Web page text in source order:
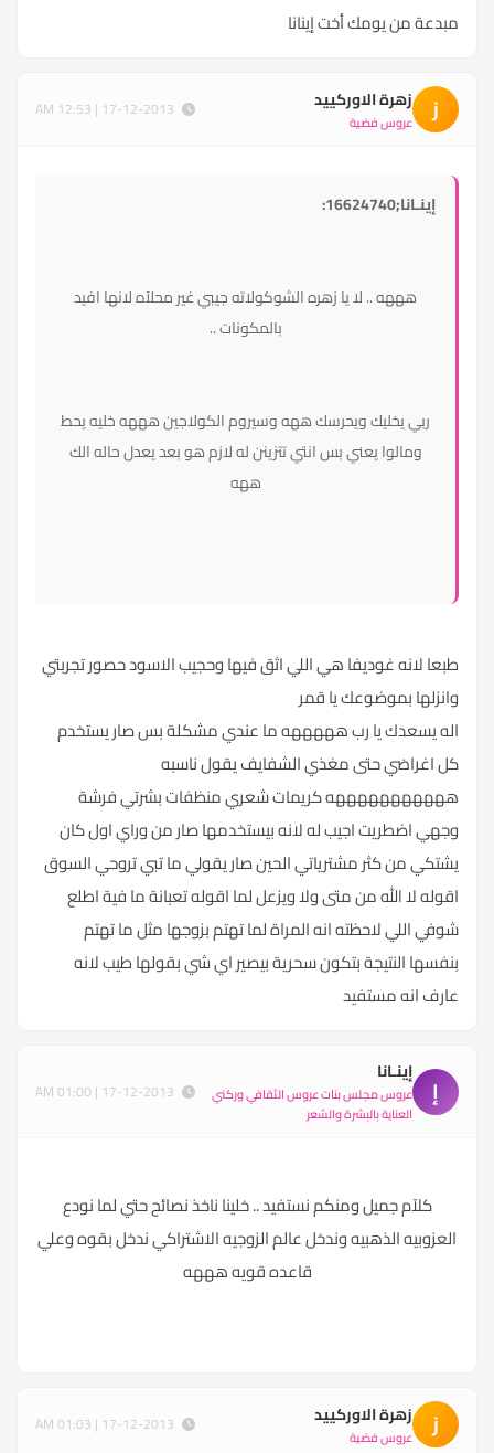
مبدعة من يومك أخت إينانا
ز زهرة الاوركييد
عروس فضية
إينـانا;16624740:
هههه .. لا يا زهره الشوكولاته جيبي غير محلآه لانها افيد
بالمكونات ..
ربي يخليك ويحرسك ههه وسيروم الكولاجين هههه خليه يحط
ومالوا يعني بس انتي تتزينن له لازم هو بعد يعدل حاله الك
ههه
طبعا لانه غوديفا هي اللي اثق فيها وحجيب الاسود حصور تجربتي
وانزلها بموضوعك يا قمر
اله يسعدك يا رب هههههه ما عندي مشكلة بس صار يستخدم
كل اغراضي حتى مغذي الشفايف يقول ناسبه
هههههههههههه كريمات شعري منظفات بشرتي فرشة
وجهي اضطريت اجيب له لانه بيستخدمها صار من وراي اول كان
يشتكي من كثر مشترياتي الحين صار يقولي ما تبي تروحي السوق
اقوله لا الله من متى ولا ويزعل لما اقوله تعبانة ما فية اطلع
شوفي اللي لاحظته انه المراة لما تهتم بزوجها مثل ما تهتم
بنفسها النتيجة بتكون سحرية بيصير اي شي بقولها طيب لانه
عارف انه مستفيد
إ
إينـانا
عروس مجلس بنات عروس الثقافي وركني
العناية بالبشرة والشعر
كلآم جميل ومنكم نستفيد .. خلينا ناخذ نصائح حتي لما نودع
العزوبيه الذهبيه وندخل عالم الزوجيه الاشتراكي ندخل بقوه وعلي
قاعده قويه هههه
ز زهرة الاوركييد
عروس فضية